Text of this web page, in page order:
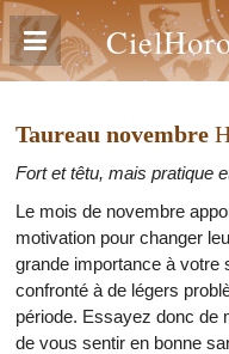
Taureau novembre
Fort et têtu, mais pratique
Le mois de novembre
motivation pour changer
grande importance à votre
confronté à de légers
période. Essayez donc de
de vous sentir en bonne